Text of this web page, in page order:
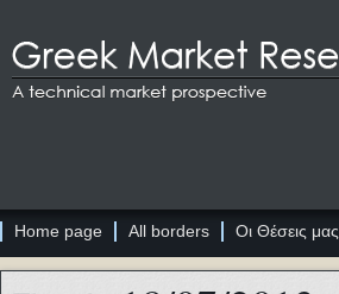
Home page All borders Οι Θέσεις μας